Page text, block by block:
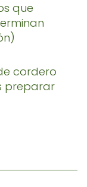
que
cordero
preparar